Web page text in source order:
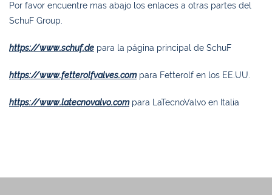
Por favor encuentre mas abajo los enlaces a otras partes del
SchuF Group.
https://www.schuf.de para la página principal de SchuF
https://www.fetterolfvalves.compara Fetterolf en los EE.UU.
https://www.latecnovalvo.compara LaTecnoValvo en Italia